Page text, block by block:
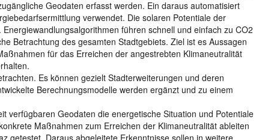
Geodaten erfasst werden. Ein daraus automatisiert
verwendet. Die solaren Potentiale der
führen schnell und einfach zu CO2
Betrachtung des gesamten Stadtgebiets. Ziel ist es Aussagen
für das Erreichen der angestrebten Klimaneutralität
Es können gezielt Stadterweiterungen und deren
Berechnungsmodelle werden ergänzt und zu einem
verfügbaren Geodaten die energetische Situation und Potentiale
Maßnahmen zum Erreichen der Klimaneutralität ableiten
getestet. Daraus abgeleitete Erkenntnisse sollen in weitere